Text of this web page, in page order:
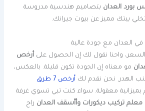
بورد العدان بتصاميم هندسية مدروسة
بيتك مميز عن بيوت جيرانك.
العدان مع جودة عالية
واحنا نقول لك إن الحصول علىأرخص
مو معناه إن الجودة تكون قليلة. بالعكس،
الهدر. نحن نقدم لك
أرخص 7 طرق
بميزانية معقولة. سواء كنت تبي تسوي غرفة
معلم تركيب ديكورات وأأسقف العدان راح